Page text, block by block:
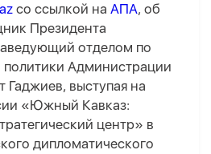
со ссылкой на АПА, об
Президента
отделом по
Администрации
Гаджиев, выступая на
«Южный Кавказ:
центр» в
дипломатического